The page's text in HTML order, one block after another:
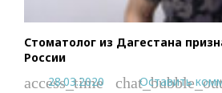
Стоматолог из Дагестана
России
access_time
28.03.2020 Оставить